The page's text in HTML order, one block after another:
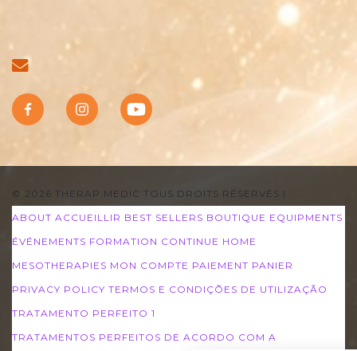
© 2026 THERAP MEDIC TOUS DROITS RÉSERVÉS |
ABOUT ACCUEILLIR BEST SELLERS BOUTIQUE EQUIPMENTS
ÉVÉNEMENTS FORMATION CONTINUE HOME
MESOTHERAPIES MON COMPTE PAIEMENT PANIER
PRIVACY POLICY TERMOS E CONDIÇÕES DE UTILIZAÇÃO
TRATAMENTO PERFEITO 1
TRATAMENTOS PERFEITOS DE ACORDO COM A